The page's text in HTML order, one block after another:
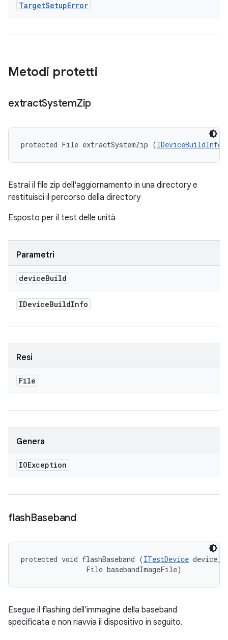
TargetSetupError
Metodi protetti
extractSystemZip
protected File extractSystemZip (IDeviceBuildInfo
Estrai il file zip dell'aggiornamento in una directory e
restituisci il percorso della directory
Esposto per il test delle unità
Parametri
deviceBuild
IDeviceBuildInfo
Resi
File
Genera
IOException
flashBaseband
protected void flashBaseband (ITestDevice device,
                File basebandImageFile)
Esegue il flashing dell'immagine della baseband
specificata e non riavvia il dispositivo in seguito.